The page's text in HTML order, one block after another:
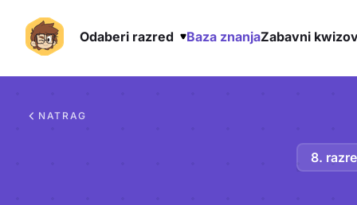
Odaberi razred Baza znanjaZabavni
NATRAG
8.